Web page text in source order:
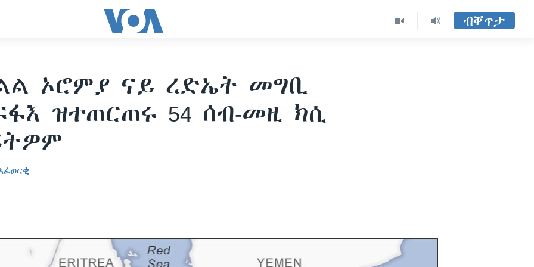
ብቐጥታ
ኦሮምያ ናይ ረድኤት መግቢ
ዝተጠርጠሩ 54 ሰብ-መዚ ክሲ